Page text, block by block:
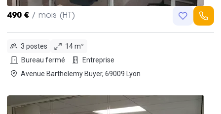
490 € / mois (HT)
3 postes
14 m²
Bureau fermé
Entreprise
Avenue Barthelemy Buyer, 69009 Lyon